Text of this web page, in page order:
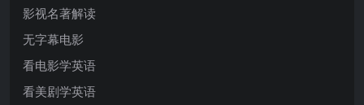
影视名著解读
无字幕电影
看电影学英语
看美剧学英语